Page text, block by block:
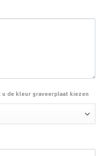
u de kleur graveerplaat kiezen